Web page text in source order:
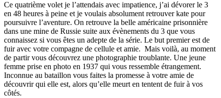
Ce quatrième volet je l’attendais avec impatience, j’ai dévorer le 3
en 48 heures à peine et je voulais absolument retrouver kate pour
poursuivre l’aventure. On retrouve la belle américaine prisonnière
dans une mine de Russie suite aux évènements du 3 que vous
connaissez si vous êtes un adepte de la série. Le but premier est de
fuir avec votre compagne de cellule et amie. Mais voilà, au moment
de partir vous découvrez une photographie troublante. Une jeune
femme prise en photo en 1937 qui vous ressemble étrangement.
Inconnue au bataillon vous faites la promesse à votre amie de
découvrir qui elle est, alors qu’elle meurt en tentent de fuir à vos
côtés.